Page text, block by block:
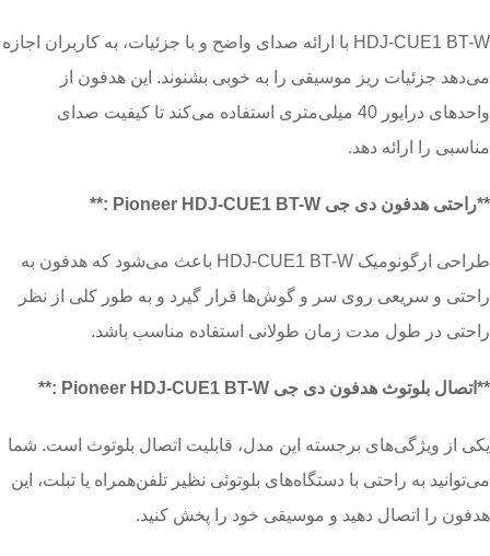
HDJ-CUE1 BT-W با ارائه صدای واضح و با جزئیات، به کاربران اجازه
می‌دهد جزئیات ریز موسیقی را به خوبی بشنوند. این هدفون از
واحدهای درایور 40 میلی‌متری استفاده می‌کند تا کیفیت صدای
مناسبی را ارائه دهد.
**راحتی هدفون دی جی Pioneer HDJ-CUE1 BT-W :**
طراحی ارگونومیک HDJ-CUE1 BT-W باعث می‌شود که هدفون به
راحتی و سریعی روی سر و گوش‌ها قرار گیرد و به طور کلی از نظر
راحتی در طول مدت زمان طولانی استفاده مناسب باشد.
**اتصال بلوتوث هدفون دی جی Pioneer HDJ-CUE1 BT-W :**
یکی از ویژگی‌های برجسته این مدل، قابلیت اتصال بلوتوث است. شما
می‌توانید به راحتی با دستگاه‌های بلوتوثی نظیر تلفن‌همراه یا تبلت، این
هدفون را اتصال دهید و موسیقی خود را پخش کنید.